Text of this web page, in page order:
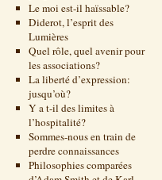
Le moi est-il haïssable?
Diderot, l’esprit des
Lumières
Quel rôle, quel avenir pour
les associations?
La liberté d’expression:
jusqu’où?
Y a t-il des limites à
l’hospitalité?
Sommes-nous en train de
perdre connaissances
Philosophies comparées